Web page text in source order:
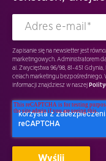
Zapisanie się na newsletter jest
marketingowych. Administratorem
al. Zwycięstwa 96/98, 81-451 Gdynia,
celach marketingu bezpośredniego.
informacji znajdziesz w naszej